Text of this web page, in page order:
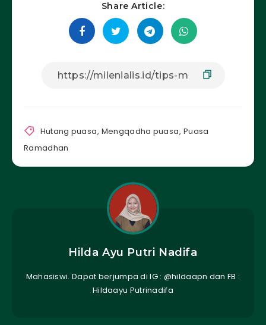
Share Article:
Hutang puasa, Mengqadha puasa, Puasa
Ramadhan
Hilda Ayu Putri Nadifa
Mahasiswi. Dapat berjumpa di IG : @hildaapn dan FB :
Hildaayu Putrinadifa